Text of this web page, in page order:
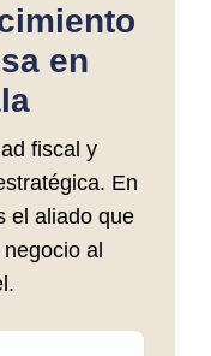
en
fiscal y
En
el aliado que
al